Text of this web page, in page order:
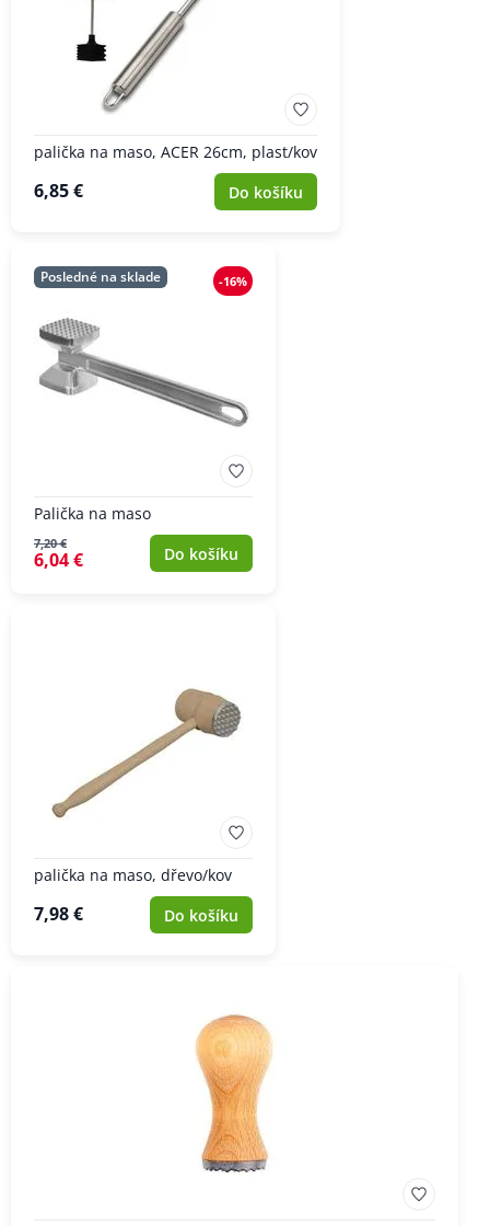
palička na maso, ACER 26cm, plast/kov
6,85 € Do košíku
Posledné na sklade -16%
Palička na maso
7,20 €
6,04 € Do košíku
palička na maso, dřevo/kov
7,98 € Do košíku